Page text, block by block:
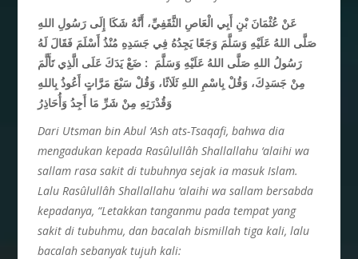
عَنْ عُثْمَانَ بْنِ أَبِي الْعَاصِ الثَّقَفِيِّ، أَنَّهُ شَكَا إِلَى رَسُولِ اللهِ
صَلَّى اللهُ عَلَيْهِ وَسَلَّمَ وَجَعًا يَجِدُهُ فِي جَسَدِهِ مُنْذُ أَسْلَمَ فَقَالَ لَهُ
رَسُولُ اللهِ صَلَّى اللهُ عَلَيْهِ وَسَلَّمَ : ضَعْ يَدَكَ عَلَى الَّذِي تَأَلَّمَ
مِنْ جَسَدِكَ، وَقُلْ بِاسْمِ اللهِ ثَلَاثًا، وَقُلْ سَبْعَ مَرَّاتٍ أَعُوذُ بِاللهِ
وَقُدْرَتِهِ مِنْ شَرِّ مَا أَجِدُ وَأُحَاذِرُ
Dari Utsman bin Abul ‘Ash ats-Tsaqafi, bahwa dia
mengadukan kepada Rasûlullâh Shallallahu ‘alaihi wa
sallam rasa sakit di tubuhnya sejak ia masuk Islam.
Lalu Rasûlullâh Shallallahu ‘alaihi wa sallam bersabda
kepadanya, “Letakkan tanganmu pada tempat yang
sakit di tubuhmu, dan bacalah bismillah tiga kali, lalu
bacalah sebanyak tujuh kali: